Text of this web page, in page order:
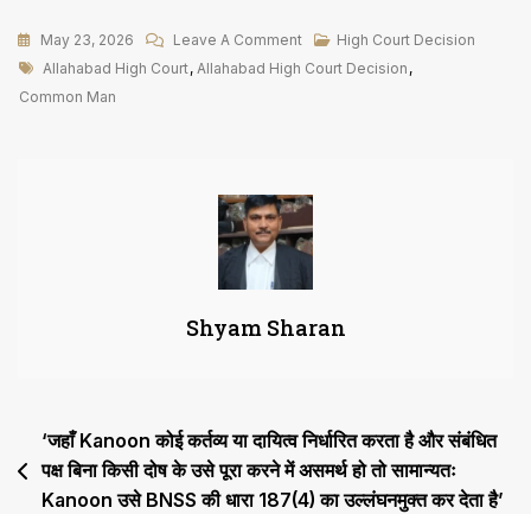
May 23, 2026 Leave A CommentOn
Common
अधिकार
भी
महत्वपूर्ण
नहीं,
अध्यापक
की
सजा
High Court Decision
Tags
Allahabad High Court, Allahabad High Court Decision ,
Common Man
Shyam Sharan
Post
navigation
‘जहाँ Kanoon कोई कर्तव्य या दायित्व निर्धारित करता है और संबंधित
पक्ष बिना किसी दोष के उसे पूरा करने में असमर्थ हो तो सामान्यतः
Kanoon उसे BNSS की धारा 187(4) का उल्लंघनमुक्त कर देता है’